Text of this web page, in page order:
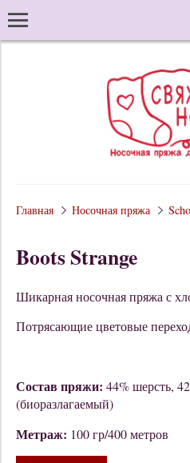
Главная Носочная пряжа
Boots Strange
Шикарная носочная пряжа с
Потрясающие цветовые
Состав пряжи: 44% шерсть,
(биоразлагаемый)
Метраж: 100 гр/400 метров